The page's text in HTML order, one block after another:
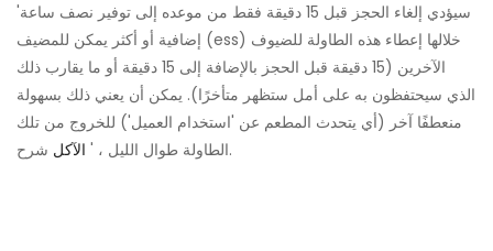
'سيؤدي إلغاء الحجز قبل 15 دقيقة فقط من موعده إلى توفير نصف ساعة
إضافية أو أكثر يمكن للمضيف (ess) خلالها إعطاء هذه الطاولة للضيوف
الآخرين (15 دقيقة قبل الحجز بالإضافة إلى 15 دقيقة أو ما يقارب ذلك
الذي سيحتفظون به على أمل ستظهر متأخرًا). يمكن أن يعني ذلك بسهولة
منعطفًا آخر (أي يتحدث المطعم عن 'استخدام العميل') للخروج من تلك
الطاولة طوال الليل ، ' الآكل شرح.